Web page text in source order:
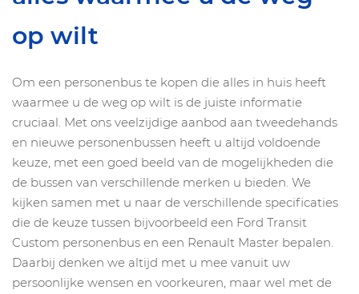
op wilt
Om een personenbus te kopen die alles in huis heeft
waarmee u de weg op wilt is de juiste informatie
cruciaal. Met ons veelzijdige aanbod aan tweedehands
en nieuwe personenbussen heeft u altijd voldoende
keuze, met een goed beeld van de mogelijkheden die
de bussen van verschillende merken u bieden. We
kijken samen met u naar de verschillende specificaties
die de keuze tussen bijvoorbeeld een Ford Transit
Custom personenbus en een Renault Master bepalen.
Daarbij denken we altijd met u mee vanuit uw
persoonlijke wensen en voorkeuren, maar wel met de